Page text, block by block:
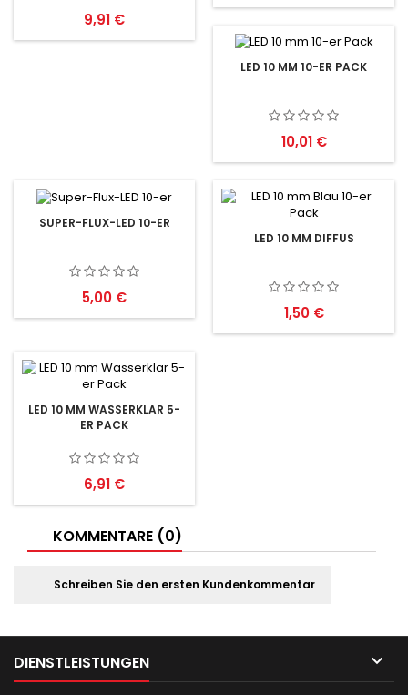
Preis
9,91 €
LED 10 MM 10-ER PACK
Preis
10,01 €
SUPER-FLUX-LED 10-ER
Preis
5,00 €
LED 10 MM DIFFUS
Preis
1,50 €
LED 10 MM WASSERKLAR 5-
ER PACK
Preis
6,91 €
KOMMENTARE (0)
Schreiben Sie den ersten Kundenkommentar
DIENSTLEISTUNGEN 